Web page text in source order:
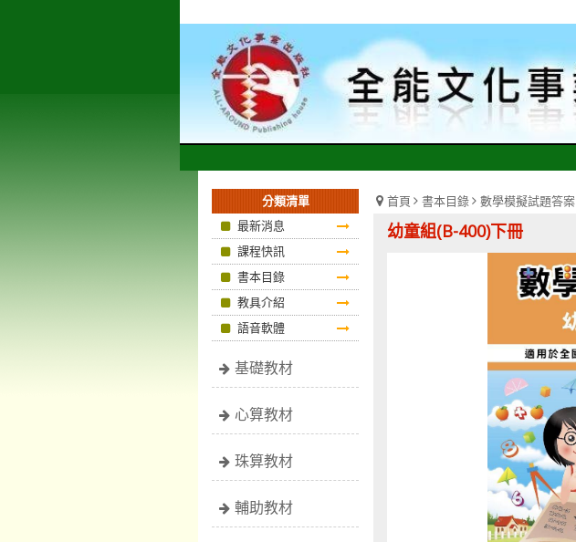
最新消息
課程快訊
書本目錄
教具介紹
語音軟體
基礎教材
心算教材
珠算教材
輔助教材
首頁 書本目錄 數學模擬試題答案
幼童組(B-400)下冊